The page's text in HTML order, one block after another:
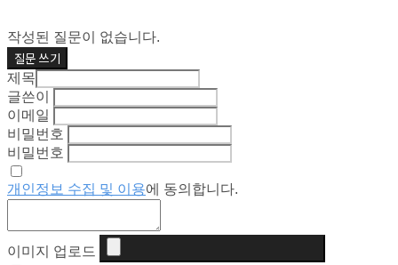
작성된 질문이 없습니다.
질문 쓰기
제목
글쓴이
이메일
비밀번호
비밀번호
개인정보 수집 및 이용에 동의합니다.
이미지 업로드